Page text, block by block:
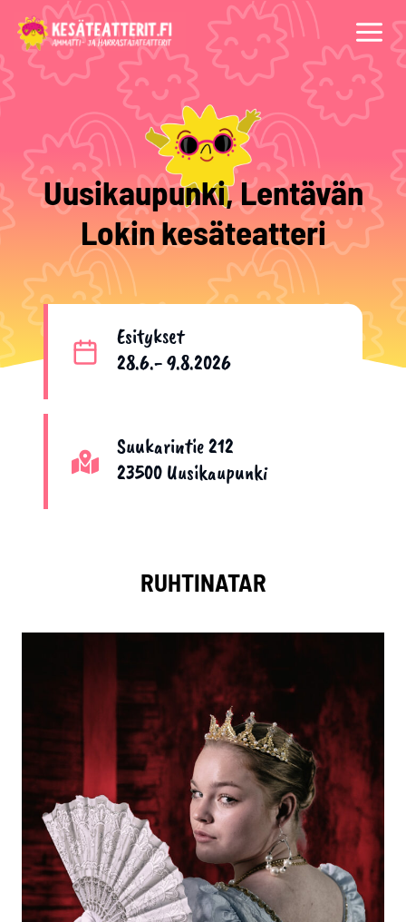
Siirry
sisältöön
Uusikaupunki, Lentävän
Lokin kesäteatteri
Esitykset
28.6.- 9.8.2026
Suukarintie 212
23500 Uusikaupunki
RUHTINATAR